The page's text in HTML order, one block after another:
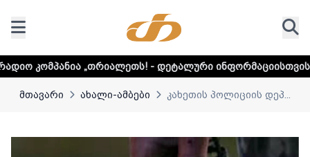
- დეტალური ინფორმაციისთვის დააკლიკეთ
მთავარი ახალი-ამბები კახეთის პოლიციის დეპ...